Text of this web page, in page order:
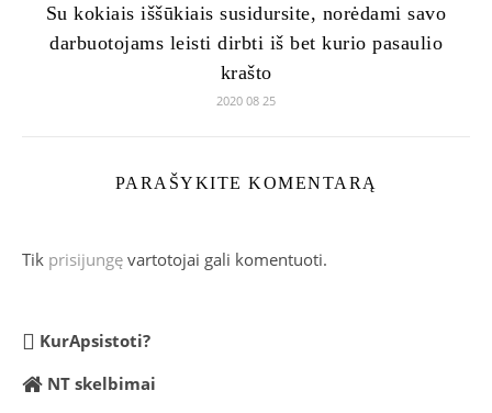
Su kokiais iššūkiais susidursite, norėdami savo
darbuotojams leisti dirbti iš bet kurio pasaulio
krašto
2020 08 25
PARAŠYKITE KOMENTARĄ
Tik prisijungę vartotojai gali komentuoti.
KurApsistoti?
NT skelbimai